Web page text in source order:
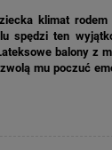
klimat rodem
spędzi ten
balony z
mu poczuć